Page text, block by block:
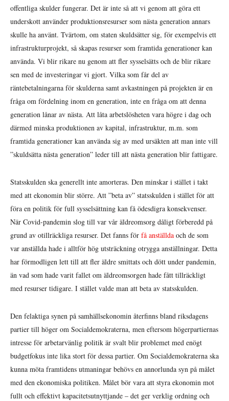
offentliga skulder fungerar. Det är inte så att vi genom att göra ett
underskott använder produktionsresurser som nästa generation annars
skulle ha använt. Tvärtom, om staten skuldsätter sig, för exempelvis ett
infrastrukturprojekt, så skapas resurser som framtida generationer kan
använda. Vi blir rikare nu genom att fler sysselsätts och de blir rikare
sen med de investeringar vi gjort. Vilka som får del av
räntebetalningarna för skulderna samt avkastningen på projekten är en
fråga om fördelning inom en generation, inte en fråga om att denna
generation lånar av nästa. Att låta arbetslösheten vara högre i dag och
därmed minska produktionen av kapital, infrastruktur, m.m. som
framtida generationer kan använda sig av med ursäkten att man inte vill
”skuldsätta nästa generation” leder till att nästa generation blir fattigare.
Statsskulden ska generellt inte amorteras. Den minskar i stället i takt
med att ekonomin blir större. Att ”beta av” statsskulden i stället för att
föra en politik för full sysselsättning kan få ödesdigra konsekvenser.
När Covid-pandemin slog till var vår äldreomsorg dåligt förberedd på
grund av otillräckliga resurser. Det fanns för få anställda och de som
var anställda hade i alltför hög utsträckning otrygga anställningar. Detta
har förmodligen lett till att fler äldre smittats och dött under pandemin,
än vad som hade varit fallet om äldreomsorgen hade fått tillräckligt
med resurser tidigare. I stället valde man att beta av statsskulden.
Den felaktiga synen på samhällsekonomin återfinns bland riksdagens
partier till höger om Socialdemokraterna, men eftersom högerpartiernas
intresse för arbetarvänlig politik är svalt blir problemet med enögt
budgetfokus inte lika stort för dessa partier. Om Socialdemokraterna ska
kunna möta framtidens utmaningar behövs en annorlunda syn på målet
med den ekonomiska politiken. Målet bör vara att styra ekonomin mot
fullt och effektivt kapacitetsutnyttjande – det ger verklig ordning och